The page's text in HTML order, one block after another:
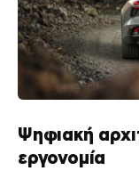
Ψηφιακή
εργονομία